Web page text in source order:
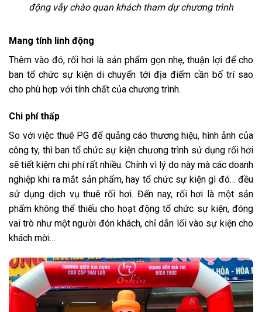
động vẫy chào quan khách tham dự chương trình
Mang tính linh động
Thêm vào đó, rối hơi là sản phẩm gọn nhẹ, thuận lợi để cho
ban tổ chức sự kiện di chuyển tới địa điểm cần bố trí sao
cho phù hợp với tính chất của chương trình.
Chi phí thấp
So với việc thuê PG để quảng cáo thương hiệu, hình ảnh của
công ty, thì ban tổ chức sự kiện chương trình sử dụng rối hơi
sẽ tiết kiệm chi phí rất nhiều. Chính vì lý do này mà các doanh
nghiệp khi ra mắt sản phẩm, hay tổ chức sự kiện gì đó… đều
sử dụng dịch vụ thuê rối hơi. Đến nay, rối hơi là một sản
phẩm không thể thiếu cho hoạt động tổ chức sự kiện, đóng
vai trò như một người đón khách, chỉ dẫn lối vào sự kiện cho
khách mời…